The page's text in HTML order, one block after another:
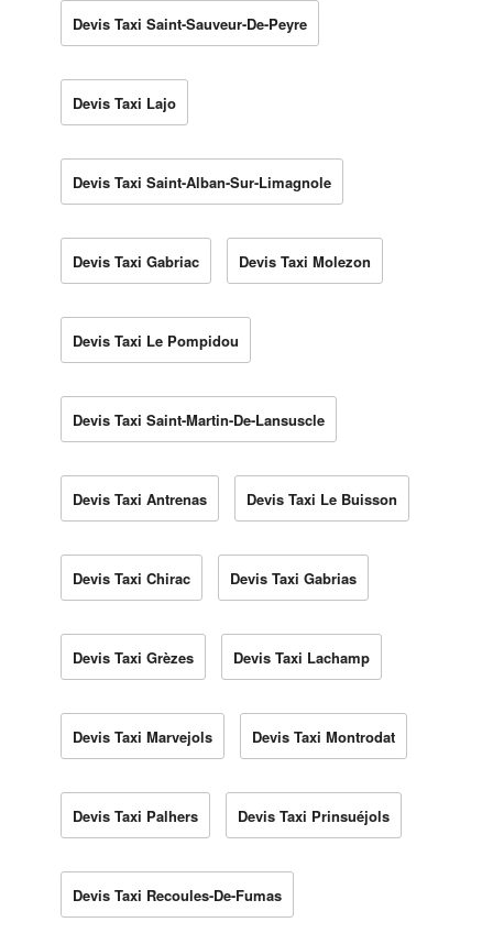
Devis Taxi Saint-Sauveur-De-Peyre
Devis Taxi Lajo
Devis Taxi Saint-Alban-Sur-Limagnole
Devis Taxi Gabriac Devis Taxi Molezon
Devis Taxi Le Pompidou
Devis Taxi Saint-Martin-De-Lansuscle
Devis Taxi Antrenas Devis Taxi Le Buisson
Devis Taxi Chirac Devis Taxi Gabrias
Devis Taxi Grèzes Devis Taxi Lachamp
Devis Taxi Marvejols Devis Taxi Montrodat
Devis Taxi Palhers Devis Taxi Prinsuéjols
Devis Taxi Recoules-De-Fumas